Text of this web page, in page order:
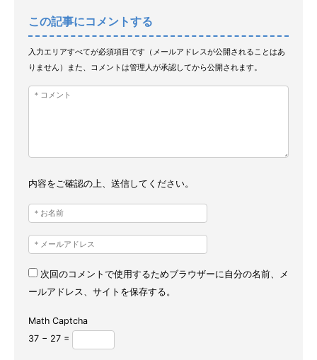
この記事にコメントする
入力エリアすべてが必須項目です（メールアドレスが公開されることはあ
りません）また、コメントは管理人が承認してから公開されます。
内容をご確認の上、送信してください。
次回のコメントで使用するためブラウザーに自分の名前、メ
ールアドレス、サイトを保存する。
Math Captcha
37 − 27 =